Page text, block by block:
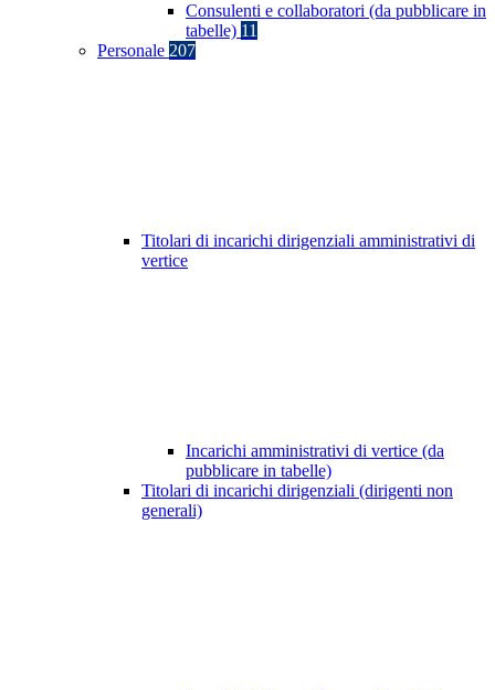
Consulenti e collaboratori (da pubblicare in
tabelle) 11
Personale 207
Titolari di incarichi dirigenziali amministrativi di
vertice
Incarichi amministrativi di vertice (da
pubblicare in tabelle)
Titolari di incarichi dirigenziali (dirigenti non
generali)